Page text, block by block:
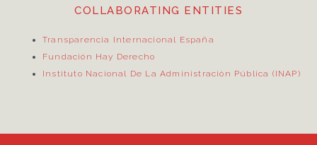
COLLABORATING ENTITIES
Transparencia Internacional España
Fundación Hay Derecho
Instituto Nacional De La Administración Pública (INAP)